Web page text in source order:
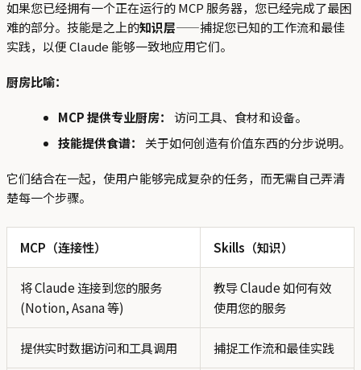
如果您已经拥有一个正在运行的 MCP 服务器，您已经完成了最困
难的部分。技能是之上的知识层——捕捉您已知的工作流和最佳
实践，以便 Claude 能够一致地应用它们。
厨房比喻：
MCP 提供专业厨房：
访问工具、食材和设备。
技能提供食谱：
关于如何创造有价值东西的分步说明。
它们结合在一起，使用户能够完成复杂的任务，而无需自己弄清
楚每一个步骤。
MCP（连接性） Skills（知识）
将 Claude 连接到您的服务
(Notion, Asana 等)
教导 Claude 如何有效
使用您的服务
提供实时数据访问和工具调用 捕捉工作流和最佳实践